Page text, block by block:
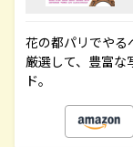
花の都パリでやる
厳選して、豊富な
ド。